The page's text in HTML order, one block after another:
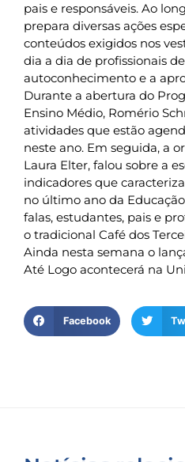
pais e responsáveis. Ao
prepara diversas ações
conteúdos exigidos nos
dia a dia de profissionais
autoconhecimento e a
Durante a abertura do
Ensino Médio, Romério
atividades que estão
neste ano. Em seguida, a
Laura Elter, falou sobre a
indicadores que
no último ano da
falas, estudantes, pais e
o tradicional Café dos
Ainda nesta semana o
Até Logo acontecerá na
Facebook